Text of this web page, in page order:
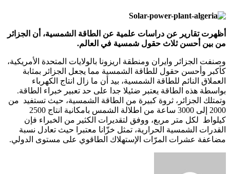
أظهرت تقارير عن دراسات علمية عن الطاقة الشمسية، أن الجزائر
من بين أحسن ثلاث حقول شمسية في العالم.
وصنفت الجزائر وايران ومنطقة اريزونا بالولايات المتحدة الأمريكية،
كأكبر وأحسن حقول للطاقة الشمسية مما يجعل الجزائر بمثابة
العملاق النائم للطاقة الشمسية، بيد أن ما زال انتاج الكهرباء
بواسطة هذه الطاقة يعتبر ضئيلا جدا على حد تعبير خبراء الطاقة.
وتمتلك الجزائر، ثروة كبيرة من الطاقة الشمسية، حيث تستفيد من
2000 إلى 3000 ساعة من اطلالة الشمس بامكانية انتاج 2500
كيلواط لكل متر مربع، ووفق لتقديرات الكثير من الخبراء فإن
القدرات الشمسية الحرارية، تمثل خزّانا معتبرا حيث تعادل نسبة
مضاعفة عشرات المرّات الإستهلاك الطاقوي على مستوى الدولي.